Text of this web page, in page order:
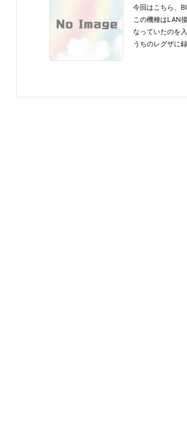
今回はこちら、
この機種はLAN
なっていたのを
うちのレグザに